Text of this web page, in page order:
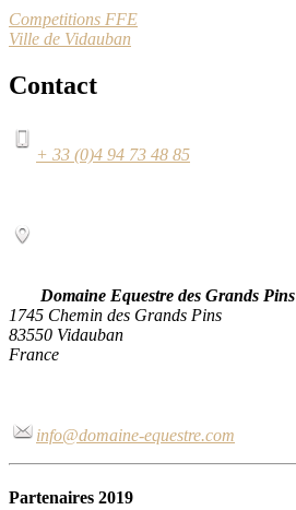
Competitions FFE
Ville de Vidauban
Contact
+ 33 (0)4 94 73 48 85
Domaine Equestre des Grands Pins
1745 Chemin des Grands Pins
83550 Vidauban
France
info@domaine-equestre.com
Partenaires 2019